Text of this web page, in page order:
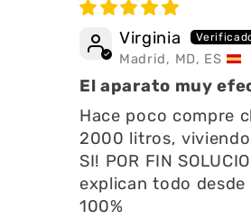
Virginia
Madrid, MD, ES
El aparato muy
Hace poco compre
2000 litros, viviendo
SI! POR FIN
explican todo desde
100%